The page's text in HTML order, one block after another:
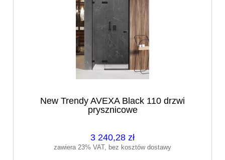
New Trendy AVEXA Black 110 drzwi
prysznicowe
3 240,28 zł
zawiera 23% VAT, bez kosztów dostawy